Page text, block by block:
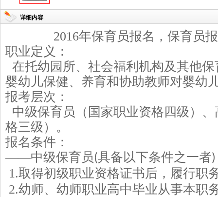
详细内容
2016年保育员报名，保育员
职业定义：
在托幼园所、社会福利机构及其他
婴幼儿保健、养育和协助教师对婴幼
报考层次：
中级保育员（国家职业资格四级）
格三级）。
报名条件：
——中级保育员 (具备以下条件之一者)
1.取得初级职业资格证书后，履行职
2.幼师、幼师职业高中毕业从事本职